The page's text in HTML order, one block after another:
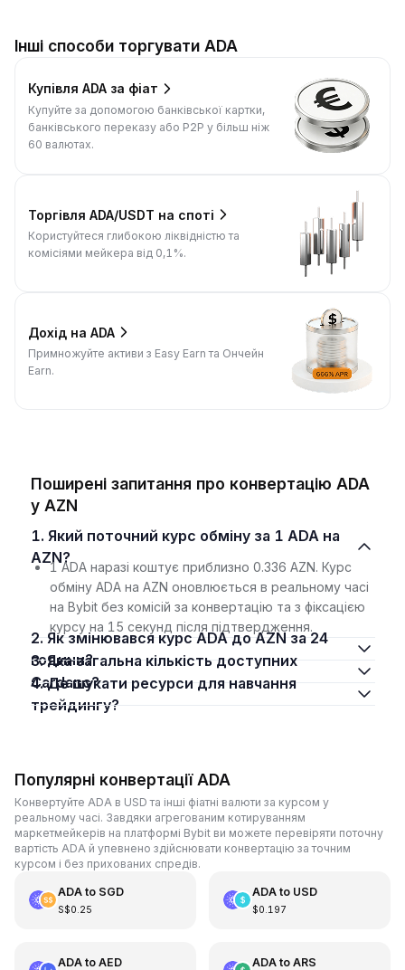
Інші способи торгувати ADA
Купівля ADA за фіат
Купуйте за допомогою банківської картки,
банківського переказу або P2P у більш ніж
60 валютах.
Торгівля ADA/USDT на споті
Користуйтеся глибокою ліквідністю та
комісіями мейкера від 0,1%.
Дохід на ADA
Примножуйте активи з Easy Earn та Ончейн
Earn.
Поширені запитання про конвертацію ADA
у AZN
1. Який поточний курс обміну за 1 ADA на
AZN?
1 ADA наразі коштує приблизно 0.336 AZN. Курс
обміну ADA на AZN оновлюється в реальному часі
на Bybit без комісій за конвертацію та з фіксацією
курсу на 15 секунд після підтвердження.
2. Як змінювався курс ADA до AZN за 24
години?
3. Яка загальна кількість доступних
Cardano?
4. Де шукати ресурси для навчання
трейдингу?
Популярні конвертації ADA
Конвертуйте ADA в USD та інші фіатні валюти за курсом у
реальному часі. Завдяки агрегованим котируванням
маркетмейкерів на платформі Bybit ви можете перевіряти поточну
вартість ADA й упевнено здійснювати конвертацію за точним
курсом і без прихованих спредів.
ADAto SGD
S$0.25
ADAto USD
$0.197
ADAto AED ADAto ARS